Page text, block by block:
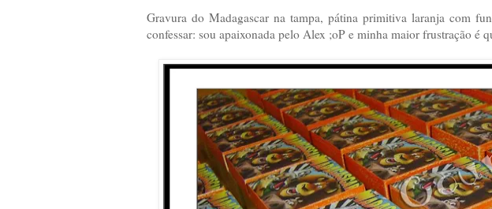
Gravura do Madagascar na tampa, pátina primitiva laranja com
confessar: sou apaixonada pelo Alex ;oP e minha maior frustração é